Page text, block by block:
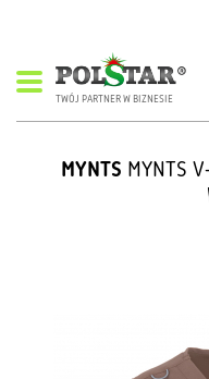
TWÓJ PARTNER W BIZNESIE
MYNTS MYNTS